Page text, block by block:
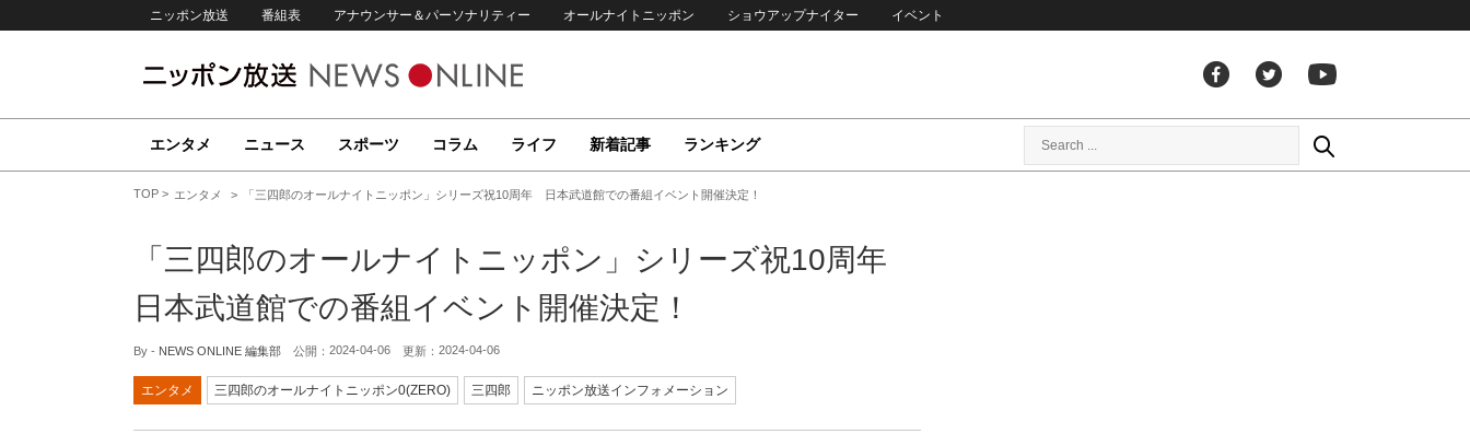
ニッポン放送 番組表 アナウンサー＆パーソナリティー オールナイトニッポン ショウアップナイター イベント
エンタメ ニュース スポーツ コラム ライフ 新着記事 ランキング
TOP エンタメ 「三四郎のオールナイトニッポン」シリーズ祝10周年 日本武道館での番組イベント開催決定！
「三四郎のオールナイトニッポン」シリーズ祝10周年
日本武道館での番組イベント開催決定！
By - NEWS ONLINE 編集部 公開： 2024-04-06 更新： 2024-04-06
エンタメ 三四郎のオールナイトニッポン0(ZERO) 三四郎 ニッポン放送インフォメーション